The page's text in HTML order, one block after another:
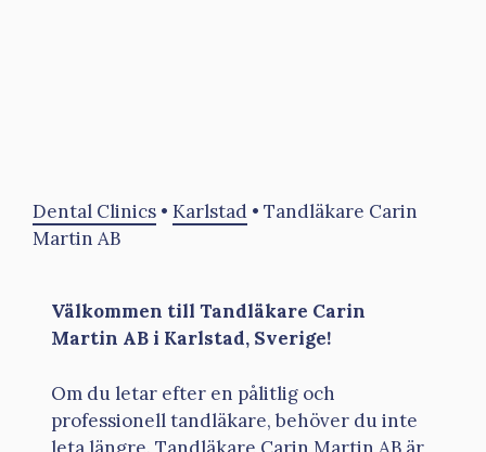
Dental Clinics • Karlstad • Tandläkare Carin
Martin AB
Välkommen till Tandläkare Carin
Martin AB i Karlstad, Sverige!
Om du letar efter en pålitlig och
professionell tandläkare, behöver du inte